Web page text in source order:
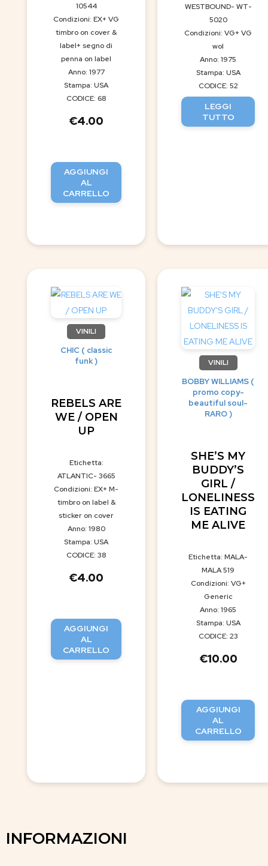
10544
Condizioni: EX+ VG
timbro on cover &
label+ segno di
penna on label
Anno: 1977
Stampa: USA
CODICE: 68
€4.00
AGGIUNGI
AL
CARRELLO
WESTBOUND- WT-
5020
Condizioni: VG+ VG
wol
Anno: 1975
Stampa: USA
CODICE: 52
LEGGI
TUTTO
VINILI
CHIC ( classic
funk )
REBELS ARE
WE / OPEN
UP
Etichetta:
ATLANTIC- 3665
Condizioni: EX+ M-
timbro on label &
sticker on cover
Anno: 1980
Stampa: USA
CODICE: 38
€4.00
AGGIUNGI
AL
CARRELLO
VINILI
BOBBY WILLIAMS (
promo copy-
beautiful soul-
RARO )
SHE’S MY
BUDDY’S
GIRL /
LONELINESS
IS EATING
ME ALIVE
Etichetta: MALA-
MALA 519
Condizioni: VG+
Generic
Anno: 1965
Stampa: USA
CODICE: 23
€10.00
AGGIUNGI
AL
CARRELLO
INFORMAZIONI